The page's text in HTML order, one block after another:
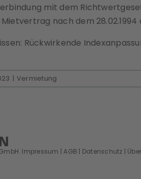
mit dem
nach dem
Rückwirkende
| Vermietung
Impressum |AGB | Datenschutz |